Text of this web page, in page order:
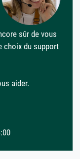
sûr de vous
choix du support
aider.